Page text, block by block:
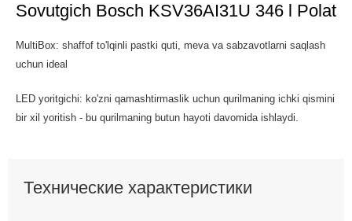
Sovutgich Bosch KSV36AI31U 346 l Polat
MultiBox: shaffof to'lqinli pastki quti, meva va sabzavotlarni saqlash
uchun ideal
LED yoritgichi: ko'zni qamashtirmaslik uchun qurilmaning ichki qismini
bir xil yoritish - bu qurilmaning butun hayoti davomida ishlaydi.
Технические характеристики